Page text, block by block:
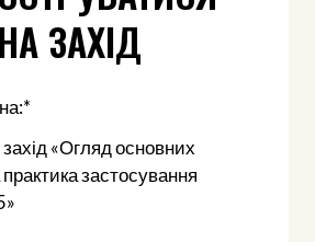
НА ЗАХІД
*
захід «Огляд основних
застосування